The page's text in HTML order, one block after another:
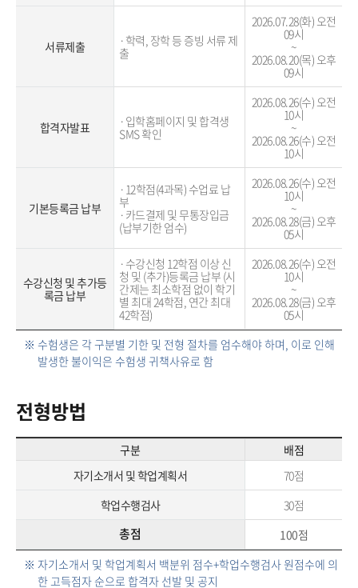
서류제출
·학력, 장학 등 증빙 서류 제
출
2026.07.28(화) 오전
09시
~
2026.08.20(목) 오후
09시
합격자발표
·입학홈페이지 및 합격생
SMS 확인
2026.08.26(수) 오전
10시
~
2026.08.26(수) 오전
10시
기본등록금 납부
·12학점(4과목) 수업료 납
부
·카드결제 및 무통장입금
(납부기한 엄수)
2026.08.26(수) 오전
10시
~
2026.08.28(금) 오후
05시
수강신청 및 추가등
록금 납부
·수강신청 12학점 이상 신
청 및 (추가)등록금 납부 (시
간제는 최소학점 없이 학기
별 최대 24학점, 연간 최대
42학점)
2026.08.26(수) 오전
10시
~
2026.08.28(금) 오후
05시
※ 수험생은 각 구분별 기한 및 전형 절차를 엄수해야 하며, 이로 인해
발생한 불이익은 수험생 귀책사유로 함
전형방법
구분
배점
자기소개서 및 학업계획서
70점
학업수행검사
30점
총점
100점
※ 자기소개서 및 학업계획서 백분위 점수+학업수행검사 원점수에 의
한 고득점자 순으로 합격자 선발 및 공지